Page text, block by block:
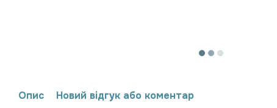
Опис Новий відгук або коментар